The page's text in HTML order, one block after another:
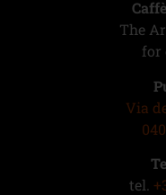
The
for
Via
tel.